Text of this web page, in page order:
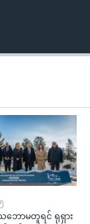
ဘောမတူရင် ရုရှား